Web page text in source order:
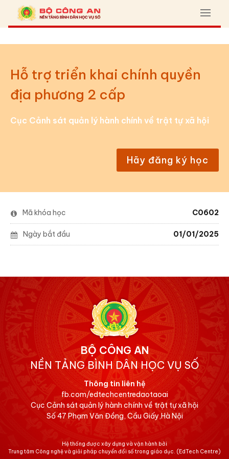
Hỗ trợ triển khai chính quyền
địa phương 2 cấp
Cục Cảnh sát quản lý hành chính về trật tự xã hội
Hãy đăng ký học
Mã khóa học C0602
Ngày bắt đầu 01/01/2025
BỘ CÔNG AN
NỀN TẢNG BÌNH DÂN HỌC VỤ SỐ
Thông tin liên hệ
fb.com/edtechcentredaotaoai
Cục Cảnh sát quản lý hành chính về trật tự xã hội
Số 47 Phạm Văn Đồng, Cầu Giấy,Hà Nội
Hệ thống được xây dựng và vận hành bởi
Trung tâm Công nghệ và giải pháp chuyển đổi số trong giáo dục. (EdTech Centre)